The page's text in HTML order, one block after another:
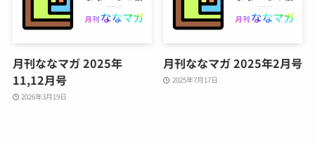
月刊ななマガ 2025年
11,12月号
2026年3月19日
月刊ななマガ 2025年2月号
2025年7月17日